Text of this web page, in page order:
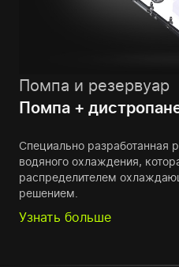
Помпа и резервуар
Помпа +
Специально разработанная
водяного охлаждения,
распределителем
решением.
Узнать больше